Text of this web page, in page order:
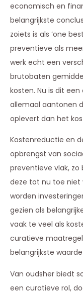
economisch en
belangrijkste
zoiets is als ‘one
preventieve als
werk echt een
brutobaten
kosten. Nu is dit
allemaal aantonen
oplevert dan het
Kostenreductie en
opbrengst van
preventieve vlak,
deze tot nu toe niet
worden
gezien als
vaak te veel als
curatieve
belangrijkste
Van oudsher biedt
een curatieve rol,